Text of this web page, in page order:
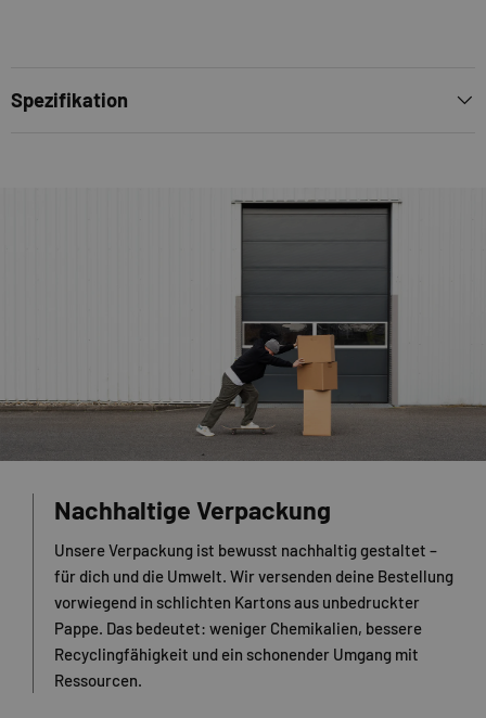
Spezifikation
Nachhaltige Verpackung
Unsere Verpackung ist bewusst nachhaltig gestaltet –
für dich und die Umwelt. Wir versenden deine Bestellung
vorwiegend in schlichten Kartons aus unbedruckter
Pappe. Das bedeutet: weniger Chemikalien, bessere
Recyclingfähigkeit und ein schonender Umgang mit
Ressourcen.